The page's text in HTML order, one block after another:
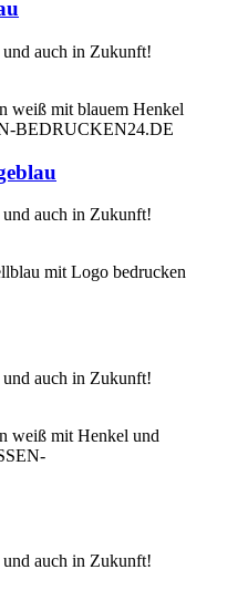
auch in Zukunft!
auch in Zukunft!
auch in Zukunft!
auch in Zukunft!